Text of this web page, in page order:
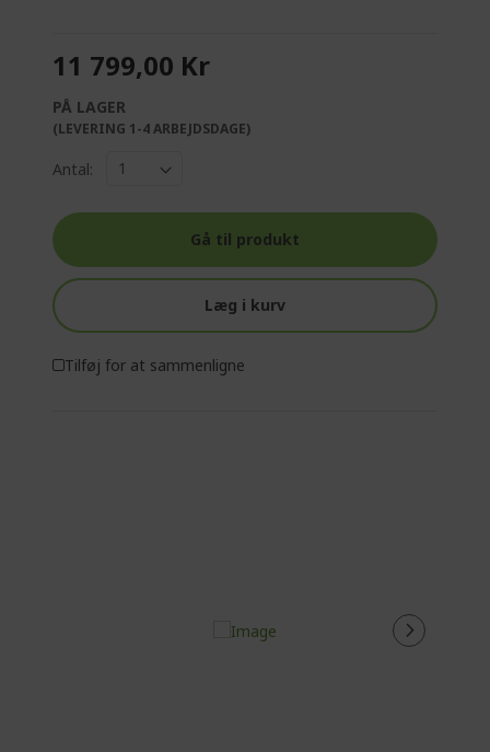
11 799,00 Kr
PÅ LAGER
(LEVERING 1-4 ARBEJDSDAGE)
Antal:
Gå til produkt
Læg i kurv
Tilføj for at sammenligne